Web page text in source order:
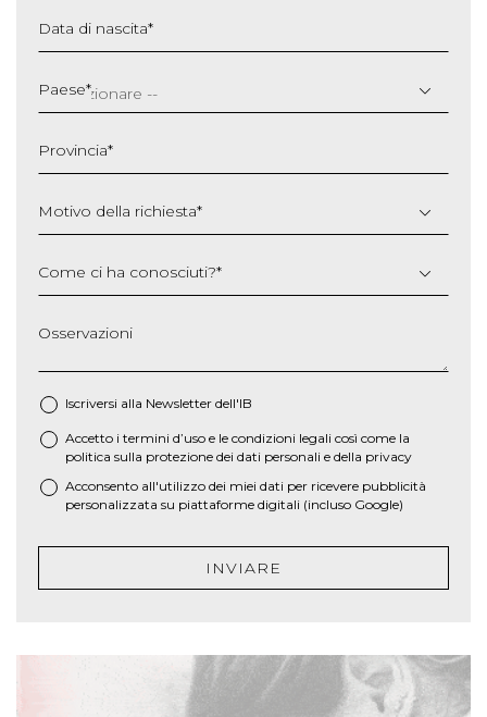
Data di nascita*
slash
MM
AAAA
Paese*
Provincia*
Motivo della richiesta*
Come ci ha conosciuti?*
Osservazioni
Iscriversi alla Newsletter dell'IB
* Accetto i termini d’uso e le condizioni legali così come la
politica sulla protezione dei dati personali e della privacy
Acconsento all'utilizzo dei miei dati per ricevere pubblicità
personalizzata su piattaforme digitali (incluso Google)
INVIARE